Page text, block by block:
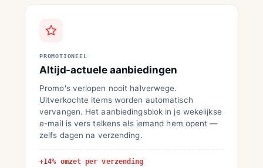
PROMOTIONEEL
Altijd-actuele aanbiedingen
Promo's verlopen nooit halverwege.
Uitverkochte items worden automatisch
vervangen. Het aanbiedingsblok in je wekelijkse
e-mail is vers telkens als iemand hem opent —
zelfs dagen na verzending.
+14% omzet per verzending